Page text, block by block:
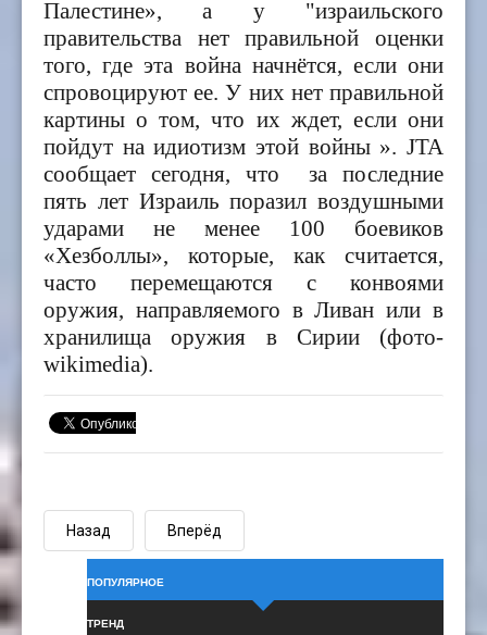
Палестине», а у "израильского
правительства нет правильной оценки
того, где эта война начнётся, если они
спровоцируют ее. У них нет правильной
картины о том, что их ждет, если они
пойдут на идиотизм этой войны ». JTA
сообщает сегодня, что за последние
пять лет Израиль поразил воздушными
ударами не менее 100 боевиков
«Хезболлы», которые, как считается,
часто перемещаются с конвоями
оружия, направляемого в Ливан или в
хранилища оружия в Сирии (фото-
wikimedia).
Назад Вперёд
ПОПУЛЯРНОЕ
ТРЕНД